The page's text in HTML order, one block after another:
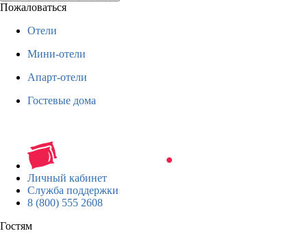
Пожаловаться
Отели
Мини-отели
Апарт-отели
Гостевые дома
Личный кабинет
Служба поддержки
8 (800) 555 2608
Гостям